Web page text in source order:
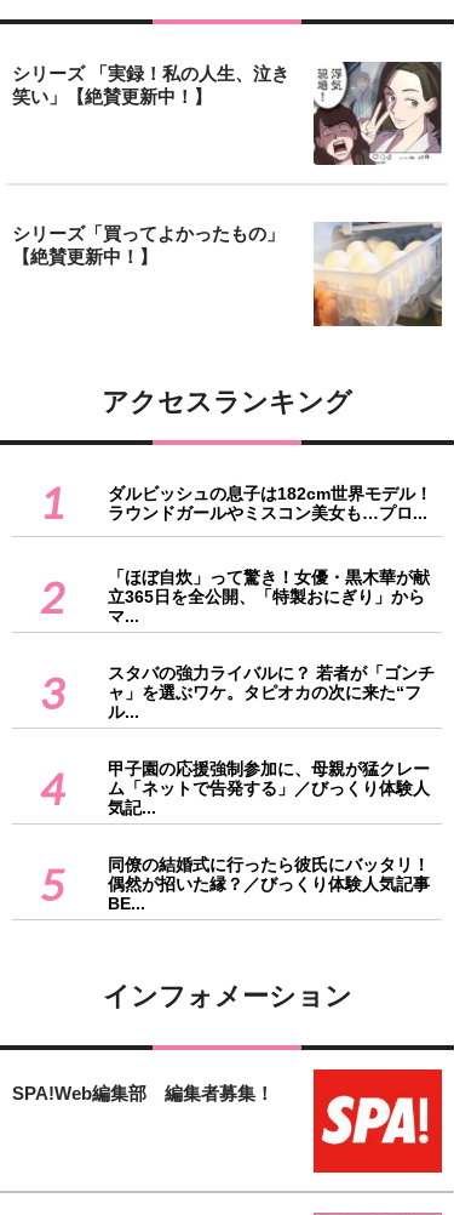
シリーズ 「実録！私の人生、泣き
笑い」【絶賛更新中！】
シリーズ「買ってよかったもの」
【絶賛更新中！】
アクセスランキング
1
ダルビッシュの息子は182cm世界モデル！
ラウンドガールやミスコン美女も…プロ...
2
「ほぼ自炊」って驚き！女優・黒木華が献
立365日を全公開、「特製おにぎり」から
マ...
3
スタバの強力ライバルに？ 若者が「ゴンチ
ャ」を選ぶワケ。タピオカの次に来た“フ
ル...
4
甲子園の応援強制参加に、母親が猛クレー
ム「ネットで告発する」／びっくり体験人
気記...
5
同僚の結婚式に行ったら彼氏にバッタリ！
偶然が招いた縁？／びっくり体験人気記事
BE...
インフォメーション
SPA!Web編集部 編集者募集！